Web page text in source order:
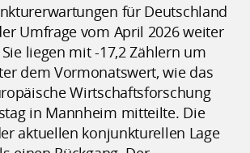
für Deutschland
Umfrage vom April 2026 weiter
liegen mit -17,2 Zählern um
dem Vormonatswert, wie das
Wirtschaftsforschung
in Mannheim mitteilte. Die
aktuellen konjunkturellen Lage